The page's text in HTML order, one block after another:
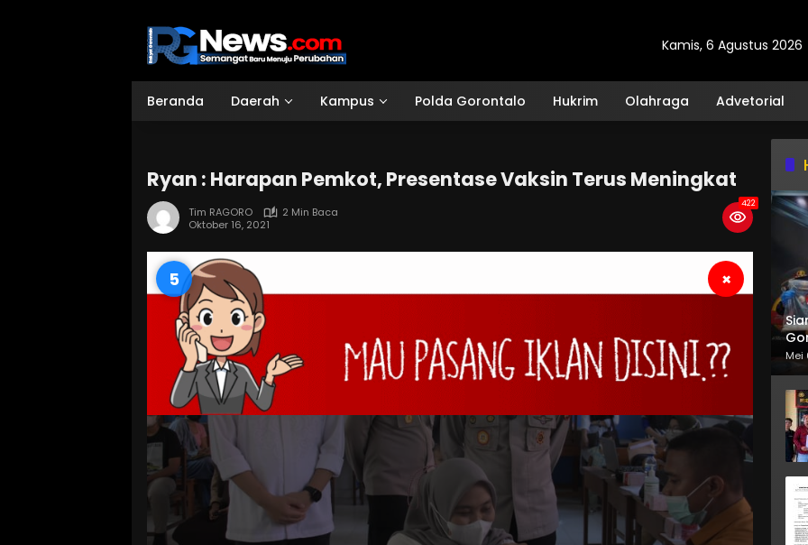
Kamis, 6 Agustus 2026
Beranda Daerah Kampus Polda Gorontalo Hukrim Olahraga Advetorial
Ryan : Harapan Pemkot, Presentase Vaksin Terus Meningkat
Tim RAGORO
2 Min Baca
Oktober 16, 2021
422
3 ×
Mei